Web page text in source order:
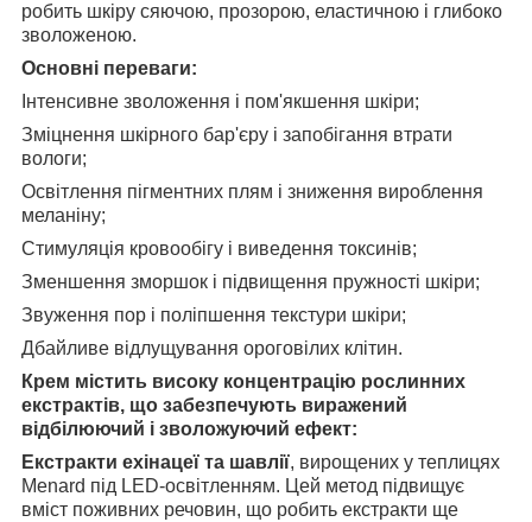
робить шкіру сяючою, прозорою, еластичною і глибоко
зволоженою.
Основні переваги:
Інтенсивне зволоження і пом'якшення шкіри;
Зміцнення шкірного бар'єру і запобігання втрати
вологи;
Освітлення пігментних плям і зниження вироблення
меланіну;
Стимуляція кровообігу і виведення токсинів;
Зменшення зморшок і підвищення пружності шкіри;
Звуження пор і поліпшення текстури шкіри;
Дбайливе відлущування ороговілих клітин.
Крем містить високу концентрацію рослинних
екстрактів, що забезпечують виражений
відбілюючий і зволожуючий ефект:
Екстракти ехінацеї та шавлії, вирощених у теплицях
Menard під LED-освітленням. Цей метод підвищує
вміст поживних речовин, що робить екстракти ще